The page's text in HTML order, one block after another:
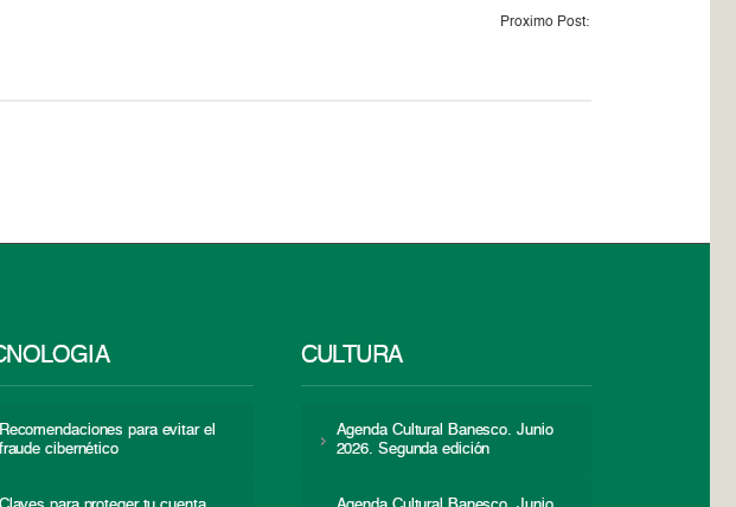
Proximo Post:
Recomendaciones para evitar el
fraude cibernético
CULTURA
Agenda Cultural Banesco. Junio
2026. Segunda edición